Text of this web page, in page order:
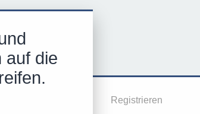
auf die
Registrieren